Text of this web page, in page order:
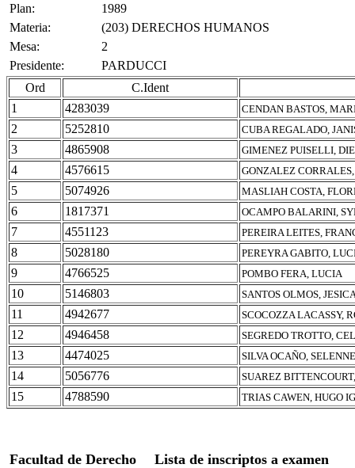
Plan:
1989
Materia:
(203) DERECHOS HUMANOS
Mesa:
2
Presidente:
PARDUCCI
Ord
C.Ident
1
4283039 CENDAN BASTOS,
2 5252810 CUBA REGALADO,
3 4865908 GIMENEZ PUISELLI,
4 4576615 GONZALEZ
5 5074926 MASLIAH COSTA,
6 1817371 OCAMPO BALARINI,
7 4551123 PEREIRA LEITES,
8 5028180 PEREYRA GABITO,
9 4766525 POMBO FERA, LUCIA
10 5146803 SANTOS OLMOS,
11 4942677 SCOCOZZA LACASSY,
12 4946458 SEGREDO TROTTO,
13 4474025 SILVA OCAÑO,
14 5056776 SUAREZ
15 4788590 TRIAS CAWEN, HUGO
Facultad de Derecho Lista de inscriptos a examen